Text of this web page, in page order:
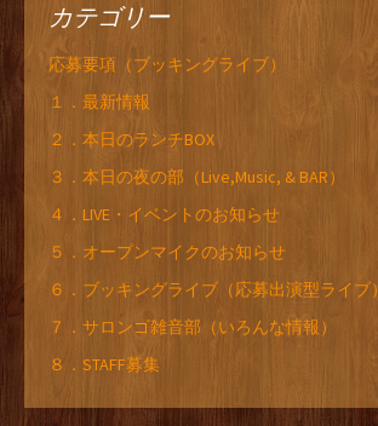
カテゴリー
応募要項（ブッキングライブ）
１．最新情報
２．本日のランチBOX
３．本日の夜の部（Live,Music, & BAR）
４．LIVE・イベントのお知らせ
５．オープンマイクのお知らせ
６．ブッキングライブ（応募出演型ライブ）
７．サロンゴ雑音部（いろんな情報）
８．STAFF募集